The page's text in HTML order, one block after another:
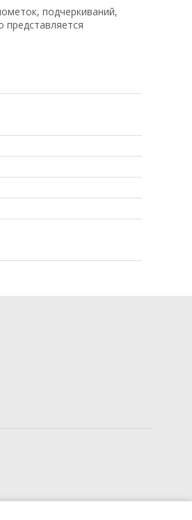
подчеркиваний,
представляется